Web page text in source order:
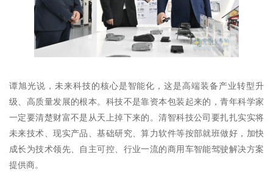
谭旭光说，未来科技的核心是智能化，这是高端装备产业转型升
级、高质量发展的根本。科技不是靠资本包装起来的，青年科学家
一定要清楚财富不是从天上掉下来的。清智科技公司要扎扎实实将
未来技术、现实产品、基础研究、算力软件等按部就班做好，加快
成长为技术领先、自主可控、行业一流的商用车智能驾驶解决方案
提供商。